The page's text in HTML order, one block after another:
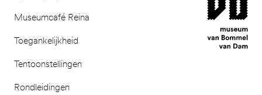
Museumcafé Reina
Toegankelijkheid
Tentoonstellingen
Rondleidingen